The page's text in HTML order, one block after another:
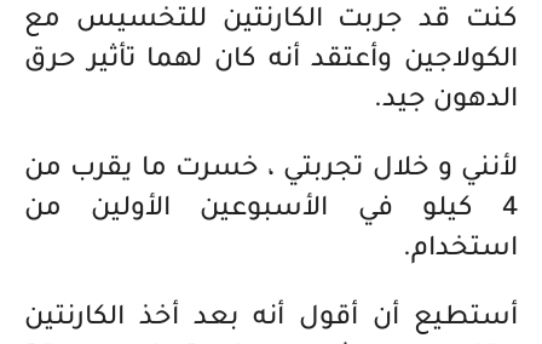
كنت قد جربت الكارنتين للتخسيس مع
الكولاجين وأعتقد أنه كان لهما تأثير حرق
الدهون جيد.
لأنني و خلال تجربتي ، خسرت ما يقرب من
4 كيلو في الأسبوعين الأولين من
استخدام.
أستطيع أن أقول أنه بعد أخذ الكارنتين